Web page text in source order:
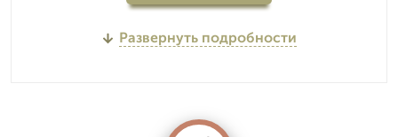
Развернуть подробности